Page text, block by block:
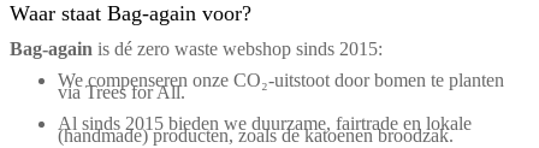
Waar staat Bag-again voor?
Bag‑again is dé zero waste webshop sinds 2015:
We compenseren onze CO₂-uitstoot door bomen te planten
via Trees for All.
Al sinds 2015 bieden we duurzame, fairtrade en lokale
(handmade) producten, zoals de katoenen broodzak.